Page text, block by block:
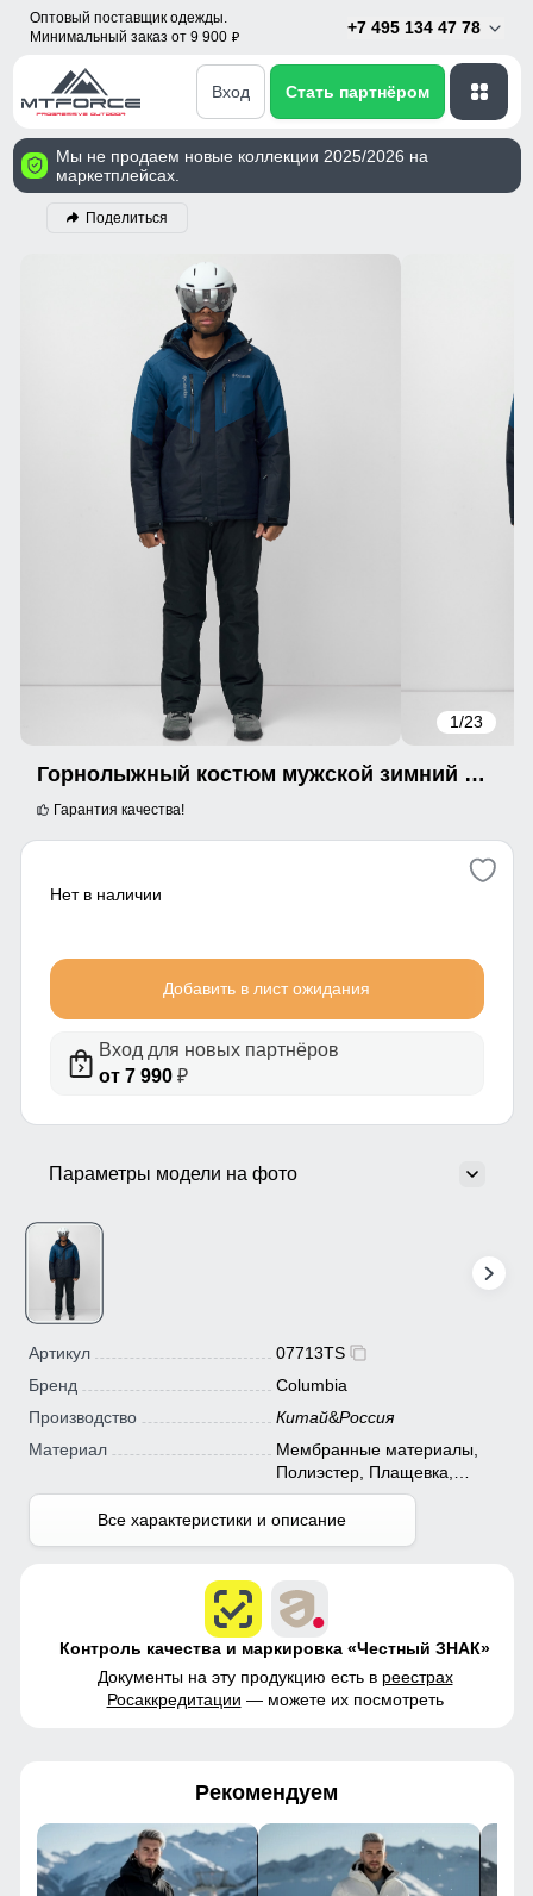
Оптовый поставщик одежды.
Минимальный заказ от 9 900 p
+7 495 134 47 78
Вход Стать партнёром
Мы не продаем новые коллекции 2025/2026 на
маркетплейсах.
Поделиться
1/23
Горнолыжный костюм мужской зимний темно-синего цвета 07713TS
Гарантия качества!
Нет в наличии
Добавить в лист ожидания
Вход для новых партнёров
от 7 990₽
Параметры модели на фото
Артикул
07713TS
Бренд
Columbia
Производство
Китай&Россия
Материал
Мембранные материалы,
Полиэстер, Плащевка,
Тефлон
Все характеристики и описание
Контроль качества и маркировка «Честный ЗНАК»
Документы на эту продукцию есть в реестрах
Росаккредитации — можете их посмотреть
Рекомендуем